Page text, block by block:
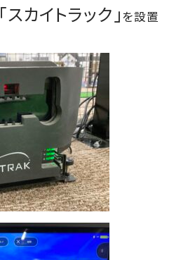
「スカイトラック」を設置